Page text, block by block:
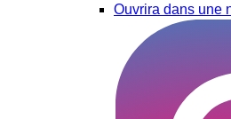
Ouvrira dans une